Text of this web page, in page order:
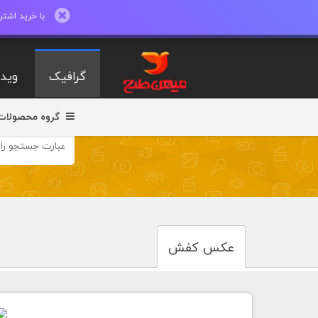
با خرید اشتراک ماهیانه تا 600 طرح لایه
گرافیک
گروه
عکس کفش